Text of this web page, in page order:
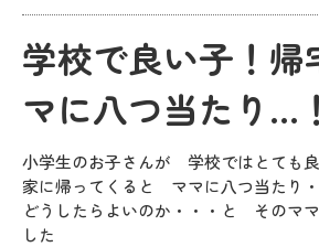
学校で良い子！帰
マに八つ当たり…
小学生のお子さんが 学校ではとても
家に帰ってくると ママに八つ当たり・
どうしたらよいのか・・・と そのマ
した